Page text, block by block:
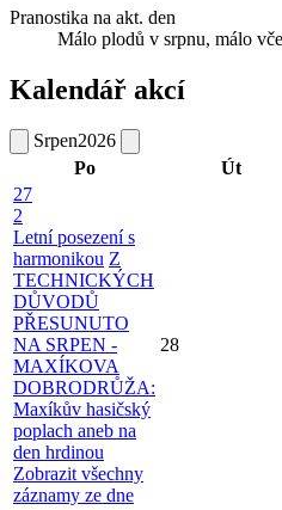
Pranostika na akt. den
Málo plodů v srpnu, málo
Kalendář akcí
Srpen2026
Po
Út
27
2
Letní posezení s
harmonikou Z
TECHNICKÝCH
DŮVODŮ
PŘESUNUTO
NA SRPEN -
MAXÍKOVA
DOBRODRŮŽA:
Maxíkův hasičský
poplach aneb na
den hrdinou
Zobrazit všechny
záznamy ze dne
28